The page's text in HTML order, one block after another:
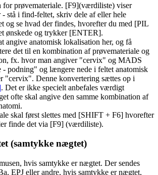
for prøvemateriale. [F9](værdiliste) viser
stå i find-feltet, skriv dele af eller hele
og se hvad der findes, hvorefter du med [PIL
ønskede og trykker [ENTER].
angive anatomisk lokalisation her, og få
det til en kombination af prøvemateriale og
fx. hvor man angiver "cervix" og MADS
podning" og længere nede i feltet anatomisk
"cervix". Denne konvertering sættes op i
. Det er ikke specielt anbefales værdigt
ofte skal angive den samme kombination af
skal først slettes med [SHIFT + F6] hvorefter
finde det via [F9] (værdiliste).
(samtykke nægtet)
hvis samtykke er nægtet. Der sendes
EPJ eller andre, hvis samtykke er nægtet,